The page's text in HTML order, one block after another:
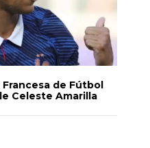
de Fútbol
Celeste Amarilla